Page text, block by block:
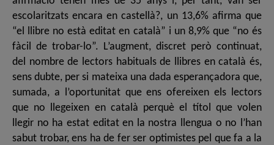
escolaritzats encara en castellà?, un 13,6% afirma que
“el llibre no està editat en català” i un 8,9% que “no és
fàcil de trobar-lo”. L’augment, discret però continuat,
del nombre de lectors habituals de llibres en català és,
sens dubte, per si mateixa una dada esperançadora que,
sumada, a l’oportunitat que ens ofereixen els lectors
que no llegeixen en català perquè el títol que volen
llegir no ha estat editat en la nostra llengua o no l’han
sabut trobar, ens ha de fer ser optimistes pel que fa a la